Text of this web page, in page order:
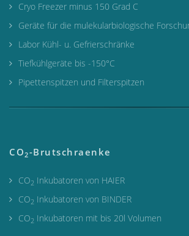
Cryo Freezer minus 150 Grad C
Geräte für die mulekularbiologische
Labor Kühl- u. Gefrierschränke
Tiefkühlgeräte bis -150°C
Pipettenspitzen und Filterspitzen
CO2-Brutschraenke
CO2 Inkubatoren von HAIER
CO2 Inkubatoren von BINDER
CO2 Inkubatoren mit bis 20l Volumen